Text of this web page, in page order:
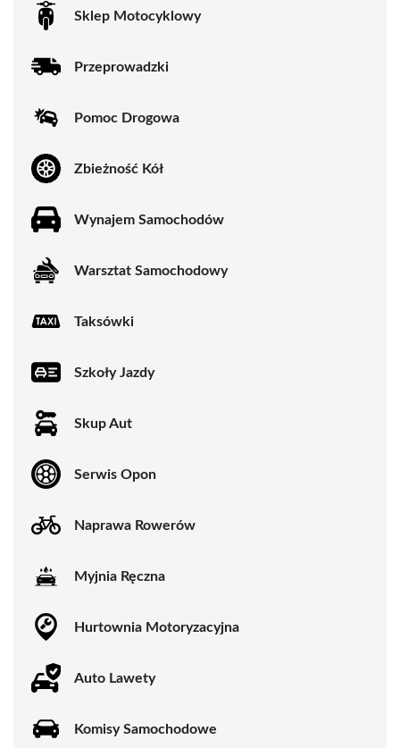
Sklep Motocyklowy
Przeprowadzki
Pomoc Drogowa
Zbieżność Kół
Wynajem Samochodów
Warsztat Samochodowy
Taksówki
Szkoły Jazdy
Skup Aut
Serwis Opon
Naprawa Rowerów
Myjnia Ręczna
Hurtownia Motoryzacyjna
Auto Lawety
Komisy Samochodowe